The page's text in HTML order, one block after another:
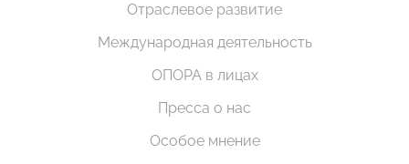
Отраслевое развитие
Международная деятельность
ОПОРА в лицах
Пресса о нас
Особое мнение